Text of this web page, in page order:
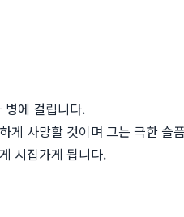
병에 걸립니다.
게 사망할 것이며 그는 극한 슬
시집가게 됩니다.